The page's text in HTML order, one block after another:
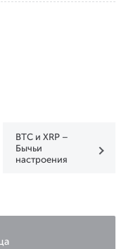
BTC и XRP –
Бычьи
настроения